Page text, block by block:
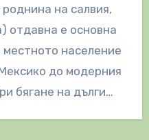
на салвия,
отдавна е основна
местното население
до модерния
бягане на дълги